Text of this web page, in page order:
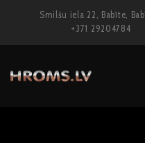
Smilšu iela 22, Babīte,
+371 29204784